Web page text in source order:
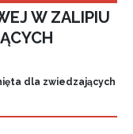
W ZALIPIU
dla zwiedzających